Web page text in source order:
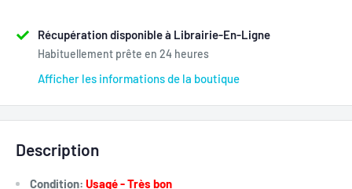
Récupération disponible à Librairie-En-Ligne
Habituellement prête en 24 heures
Afficher les informations de la boutique
Description
Condition: Usagé - Très bon